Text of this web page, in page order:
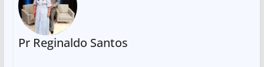
Pr Reginaldo Santos